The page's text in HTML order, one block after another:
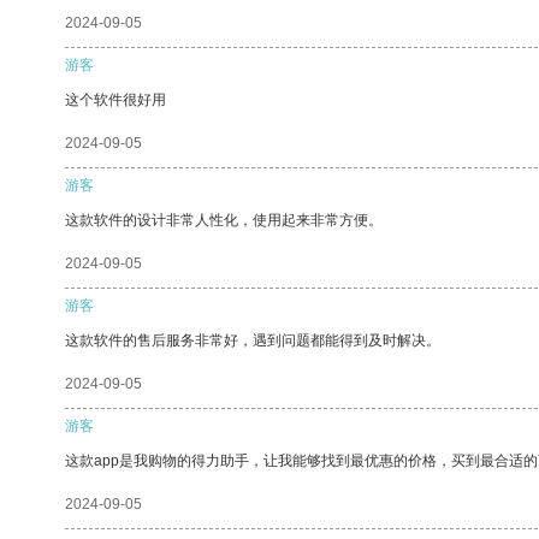
2024-09-05
游客
这个软件很好用
2024-09-05
游客
这款软件的设计非常人性化，使用起来非常方便。
2024-09-05
游客
这款软件的售后服务非常好，遇到问题都能得到及时解决。
2024-09-05
游客
这款app是我购物的得力助手，让我能够找到最优惠的价格，买到最合适
2024-09-05